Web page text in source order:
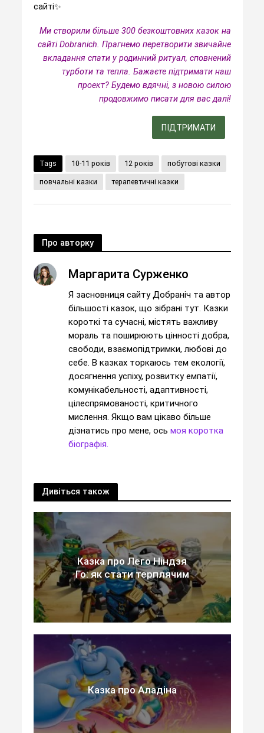
сайті✨️
Ми створили більше 300 безкоштовних казок на
сайті Dobranich. Прагнемо перетворити звичайне
вкладання спати у родинний ритуал, сповнений
турботи та тепла. Бажаєте підтримати наш
проект? Будемо вдячні, з новою силою
продовжимо писати для вас далі!
ПІДТРИМАТИ
Tags 10-11 років 12 років побутові казки
повчальні казки терапевтичні казки
Про авторку
Маргарита Сурженко
Я засновниця сайту Добраніч та автор
більшості казок, що зібрані тут. Казки
короткі та сучасні, містять важливу
мораль та поширюють цінності добра,
свободи, взаємопідтримки, любові до
себе. В казках торкаюсь тем екології,
досягнення успіху, розвитку емпатії,
комунікабельності, адаптивності,
цілеспрямованості, критичного
мислення. Якщо вам цікаво більше
дізнатись про мене, ось моя коротка
біографія.
Дивіться також
Казка про Лего Ніндзя
Го: як стати терплячим
Казка про Аладіна